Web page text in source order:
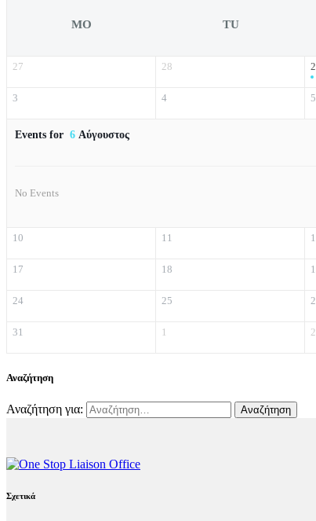
MO TU
27 28
3 4 5
Events for 6 Αύγουστος
No Events
10 11
17 18
24 25
31 1 2
Αναζήτηση
Αναζήτηση για:
Σχετικά